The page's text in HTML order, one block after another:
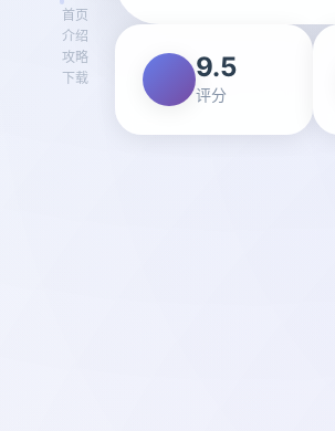
首页
介绍
攻略
下载
9.5
评分